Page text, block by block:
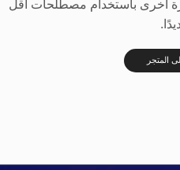
أخرى باستخدام مصطلحات أقل
المتجر